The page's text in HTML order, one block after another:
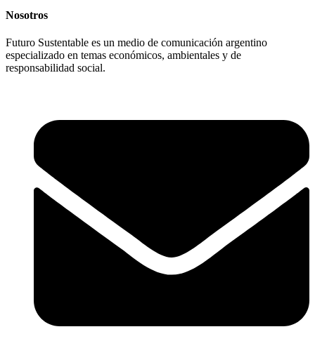
Nosotros
Futuro Sustentable es un medio de comunicación argentino
especializado en temas económicos, ambientales y de
responsabilidad social.